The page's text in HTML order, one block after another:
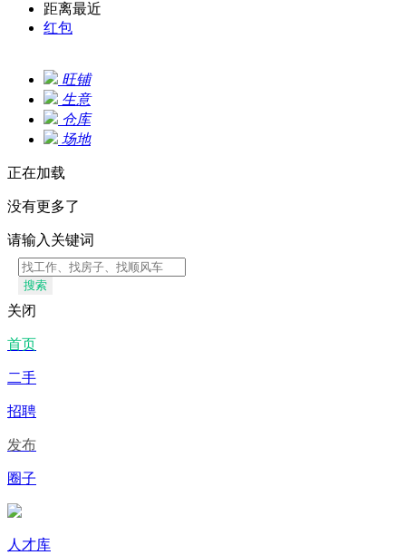
距离最近
红包
旺铺
生意
仓库
场地
正在加载
没有更多了
请输入关键词
搜索
关闭
首页
二手
招聘
发布
圈子
人才库